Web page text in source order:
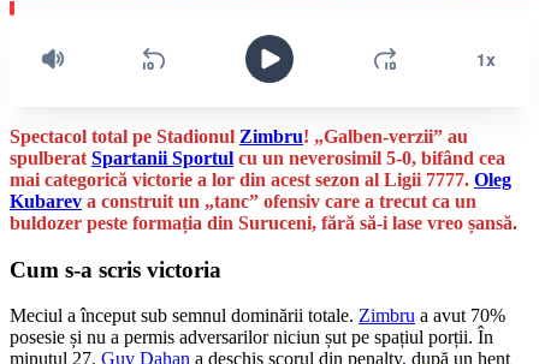
Spectacol total pe Stadionul Zimbru! „Galben-verzii” au
spulberat Spartanii Sportul cu un neverosimil 5-0, bifând cea
mai categorică victorie a lor din acest sezon al Ligii 7777. Oleg
Kubarev a construit un „tanc” ofensiv care a trecut ca un
buldozer peste formația din Suruceni, fără să-i lase vreo șansă.
Cum s-a scris victoria
Meciul a început sub semnul dominării totale. Zimbru a avut 70%
posesie și nu a permis adversarilor niciun șut pe spațiul porții. În
minutul 27, Guy Dahan a deschis scorul din penalty, după un henț